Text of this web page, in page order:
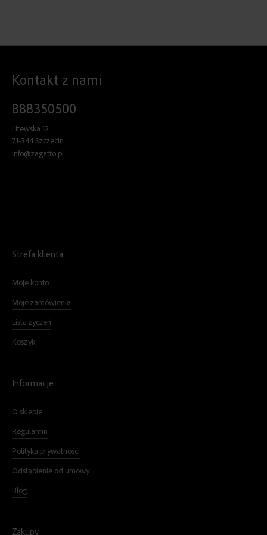
Kontakt z nami
888350500
Litewska 12
71-344 Szczecin
info@zagatto.pl
Strefa klienta
Moje konto
Moje zamówienia
Lista życzeń
Koszyk
Informacje
O sklepie
Regulamin
Polityka prywatności
Odstąpienie od umowy
Blog
Zakupy